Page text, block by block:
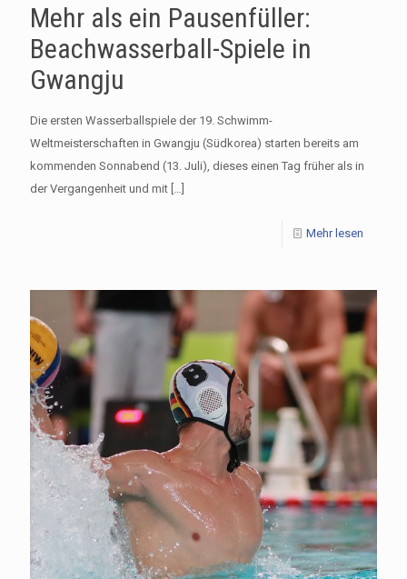
Mehr als ein Pausenfüller:
Beachwasserball-Spiele in
Gwangju
Die ersten Wasserballspiele der 19. Schwimm-
Weltmeisterschaften in Gwangju (Südkorea) starten bereits am
kommenden Sonnabend (13. Juli), dieses einen Tag früher als in
der Vergangenheit und mit […]
Mehr lesen